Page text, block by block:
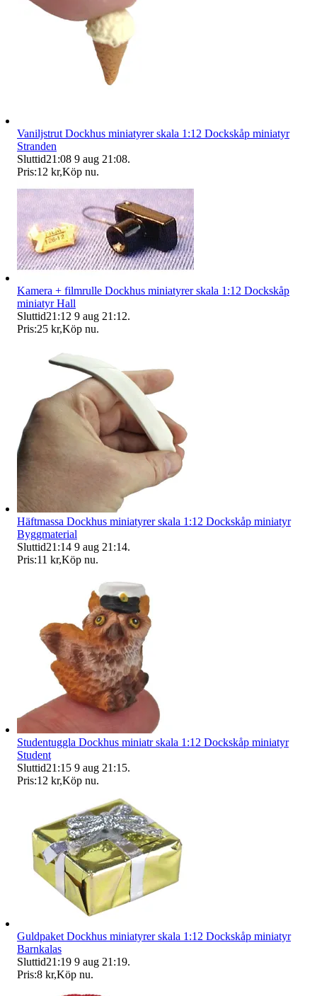
Vaniljstrut Dockhus miniatyrer skala 1:12 Dockskåp miniatyr
Stranden
Sluttid21:08 9 aug 21:08.
Pris:12 kr,Köp nu.
Kamera + filmrulle Dockhus miniatyrer skala 1:12 Dockskåp
miniatyr Hall
Sluttid21:12 9 aug 21:12.
Pris:25 kr,Köp nu.
Häftmassa Dockhus miniatyrer skala 1:12 Dockskåp miniatyr
Byggmaterial
Sluttid21:14 9 aug 21:14.
Pris:11 kr,Köp nu.
Studentuggla Dockhus miniatr skala 1:12 Dockskåp miniatyr
Student
Sluttid21:15 9 aug 21:15.
Pris:12 kr,Köp nu.
Guldpaket Dockhus miniatyrer skala 1:12 Dockskåp miniatyr
Barnkalas
Sluttid21:19 9 aug 21:19.
Pris:8 kr,Köp nu.